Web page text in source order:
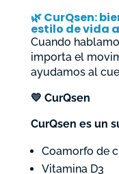
🌿CurQsen:
estilo de vida
Cuando
importa el
ayudamos al
💛 CurQsen
CurQsen es un
Coamorfo de
Vitamina D3